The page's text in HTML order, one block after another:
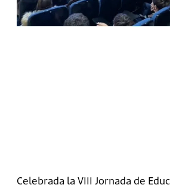
Celebrada la VIII Jornada de